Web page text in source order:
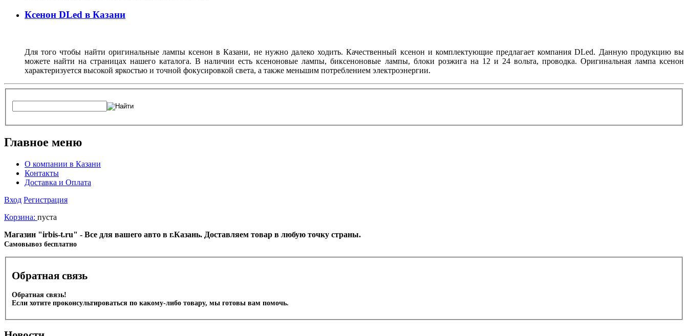
Ксенон DLed в Казани
Для того чтобы найти оригинальные лампы ксенон в Казани, не нужно далеко ходить. Качественный ксенон и комплектующие предлагает компания DLed. Данную продукцию вы
можете найти на страницах нашего каталога. В наличии есть ксеноновые лампы, биксеноновые лампы, блоки розжига на 12 и 24 вольта, проводка. Оригинальная лампа ксенон
характеризуется высокой яркостью и точной фокусировкой света, а также меньшим потреблением электроэнергии.
Главное меню
О компании в Казани
Контакты
Доставка и Оплата
Вход Регистрация
Корзина: пуста
Магазин "irbis-t.ru" - Все для вашего авто в г.Казань. Доставляем товар в любую точку страны.
Cамовывоз бесплатно
Обратная связь
Обратная связь!
Если хотите проконсультироваться по какому-либо товару, мы готовы вам помочь.